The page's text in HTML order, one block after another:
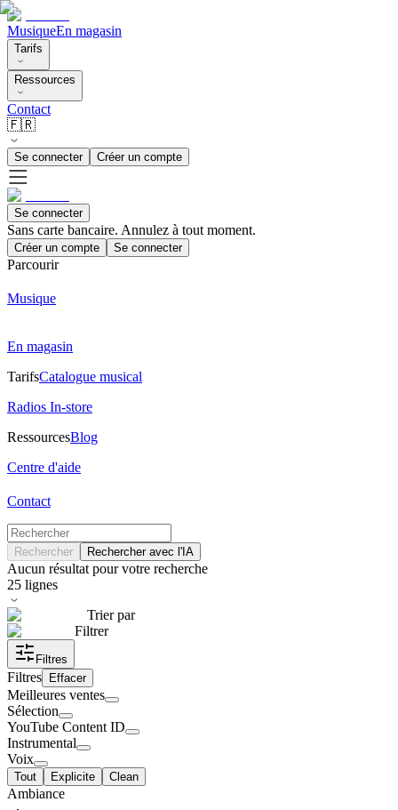
MusiqueEn magasin
Tarifs
Ressources
Contact
🇫🇷
Se connecter Créer un compte
Se connecter
Sans carte bancaire. Annulez à tout moment.
Créer un compte Se connecter
Parcourir
Musique
En magasin
TarifsCatalogue musical
Radios In-store
RessourcesBlog
Centre d'aide
Contact
Rechercher Rechercher avec l'IA
Aucun résultat pour votre recherche
25 lignes
Trier par
Filtrer
Filtres
Filtres Effacer
Meilleures ventes
Sélection
YouTube Content ID
Instrumental
Voix
Tout Explicite Clean
Ambiance